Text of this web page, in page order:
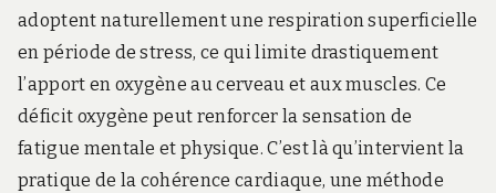
adoptent naturellement une respiration superficielle
en période de stress, ce qui limite drastiquement
l’apport en oxygène au cerveau et aux muscles. Ce
déficit oxygène peut renforcer la sensation de
fatigue mentale et physique. C’est là qu’intervient la
pratique de la cohérence cardiaque, une méthode